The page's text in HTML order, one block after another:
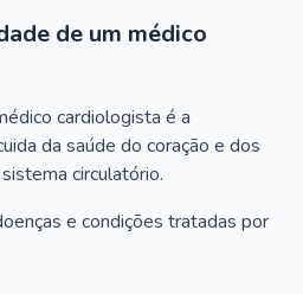
de um médico
cardiologista é a
da saúde do coração e dos
circulatório.
e condições tratadas por